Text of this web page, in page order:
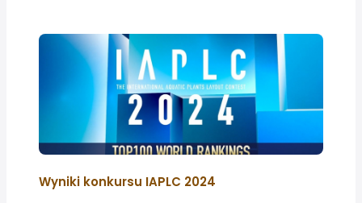
Wyniki konkursu IAPLC 2024